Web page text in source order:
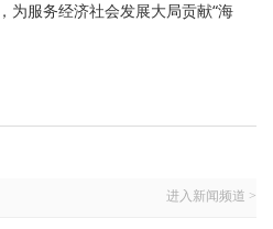
为服务经济社会发展大局贡献“海
进入新闻频道 >